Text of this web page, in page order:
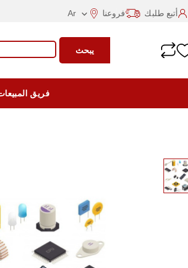
Ar  فروعنا أتبع طلبك
يبحث
فريق